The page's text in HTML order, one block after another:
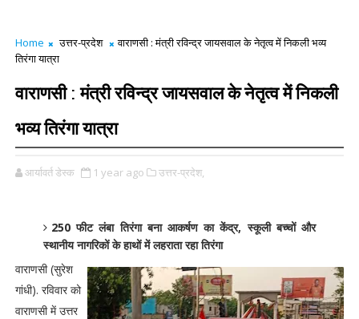
Home उत्तर-प्रदेश
वाराणसी : मंत्री रविन्द्र जायसवाल के नेतृत्व में निकली भव्य
तिरंगा यात्रा
वाराणसी : मंत्री रविन्द्र जायसवाल के नेतृत्व में निकली
भव्य तिरंगा यात्रा
आर्यावर्त डेस्क 1 year ago उत्तर-प्रदेश,
250 फीट लंबा तिरंगा बना आकर्षण का केंद्र, स्कूली बच्चों और
स्थानीय नागरिकों के हाथों में लहराता रहा तिरंगा
वाराणसी (सुरेश
गांधी). रविवार को
वाराणसी में उत्तर